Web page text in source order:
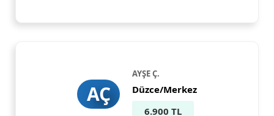
AÇ
AYŞE Ç.
Düzce/Merkez
6.900 TL